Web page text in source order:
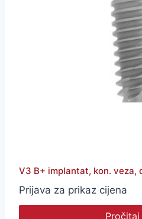
V3 B+ implantat, kon. veza,
Prijava za prikaz cijena
Pročitaj